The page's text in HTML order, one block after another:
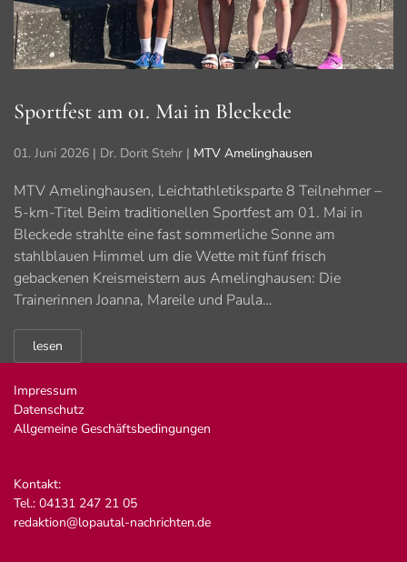
Sportfest am 01. Mai in Bleckede
01. Juni 2026 | Dr. Dorit Stehr | MTV Amelinghausen
MTV Amelinghausen, Leichtathletiksparte 8 Teilnehmer –
5-km-Titel Beim traditionellen Sportfest am 01. Mai in
Bleckede strahlte eine fast sommerliche Sonne am
stahlblauen Himmel um die Wette mit fünf frisch
gebackenen Kreismeistern aus Amelinghausen: Die
Trainerinnen Joanna, Mareile und Paula…
lesen
Impressum
Datenschutz
Allgemeine Geschäftsbedingungen
Kontakt:
Tel.: 04131 247 21 05
redaktion@lopautal-nachrichten.de